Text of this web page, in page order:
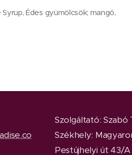
Édes gyümölcsök; mangó,
Szolgáltató: Szabó
Székhely:
Pestújhelyi út 43/A